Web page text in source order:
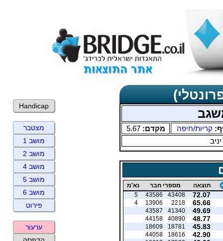
קריות/חיפה מקדם:5.67
תוצאה מספרי חבר נא'מ
72.07
43408
43586
5
65.66
2218
13906
4
49.69
41340
43587
48.77
40890
44158
45.83
18781
18609
42.90
18616
44058
Handicap
מצטבר
מושב 1
מושב 2
מושב 4
מושב 5
מושב 6
פירוט
ערעור